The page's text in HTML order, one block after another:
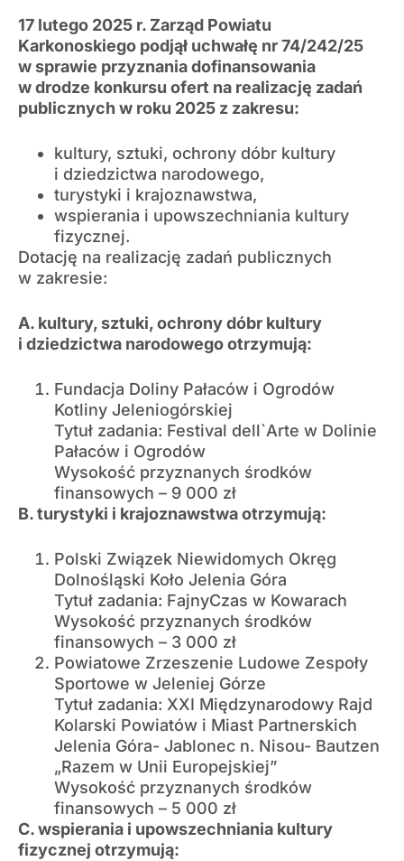
17 lutego 2025 r. Zarząd Powiatu
Karkonoskiego podjął uchwałę nr 74/242/25
w sprawie przyznania dofinansowania
w drodze konkursu ofert na realizację zadań
publicznych w roku 2025 z zakresu:
kultury, sztuki, ochrony dóbr kultury
i dziedzictwa narodowego,
turystyki i krajoznawstwa,
wspierania i upowszechniania kultury
fizycznej.
Dotację na realizację zadań publicznych
w zakresie:
A. kultury, sztuki, ochrony dóbr kultury
i dziedzictwa narodowego otrzymują:
Fundacja Doliny Pałaców i Ogrodów
Kotliny Jeleniogórskiej
Tytuł zadania: Festival dell`Arte w Dolinie
Pałaców i Ogrodów
Wysokość przyznanych środków
finansowych – 9 000 zł
B. turystyki i krajoznawstwa otrzymują:
Polski Związek Niewidomych Okręg
Dolnośląski Koło Jelenia Góra
Tytuł zadania: FajnyCzas w Kowarach
Wysokość przyznanych środków
finansowych – 3 000 zł
Powiatowe Zrzeszenie Ludowe Zespoły
Sportowe w Jeleniej Górze
Tytuł zadania: XXI Międzynarodowy Rajd
Kolarski Powiatów i Miast Partnerskich
Jelenia Góra- Jablonec n. Nisou- Bautzen
„Razem w Unii Europejskiej”
Wysokość przyznanych środków
finansowych – 5 000 zł
C. wspierania i upowszechniania kultury
fizycznej otrzymują: